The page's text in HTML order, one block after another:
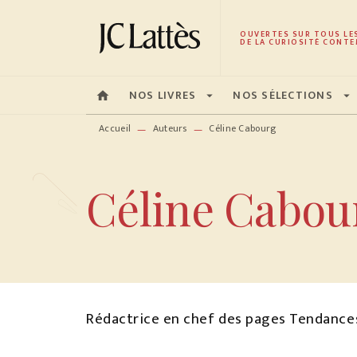
MENU RECHERCHE CONTENU
OUVERTES SUR TOUS
DE LA CURIOSITÉ
home NOS LIVRES arrow_drop_down NOS SÉLECTIONS arrow_drop_down
Accueil — Auteurs — Céline Cabourg
Céline
Rédactrice en chef des pages